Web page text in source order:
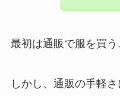
最初は通販で服を買う
しかし、通販の手軽